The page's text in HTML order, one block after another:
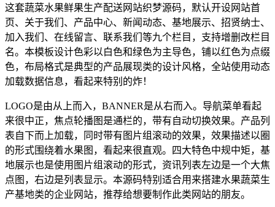
这套蔬菜水果鲜果生产配送网站织梦源码，默认开设网站首
页、关于我们、产品中心、新闻动态、基地展示、招贤纳士、
加入我们、在线留言、联系我们等九个栏目，支持增删改栏目
名。本模板设计色彩以白色和绿色为主导色，铺以红色为点缀
色，布局格式是典型的产品展现类的设计风格，全站使用动态
加载数据信息，看起来特别的炸！
LOGO是由从上而入，BANNER是从右而入。导航菜单看起
来很中正，焦点轮播图是通栏的，带有自动切换效果。产品列
表自下而上加载，同时带有图片组滚动的效果，效果描述以圈
的形式围绕着水果图，看起来很直观。四大特色中规中矩，基
地展示也是使用图片组滚动的形式，资讯列表左边是一个大焦
点图，右边是列表显示。本源码特别适合用来搭建水果蔬菜生
产基地类的企业网站，推荐给想要制作此类网站的朋友。